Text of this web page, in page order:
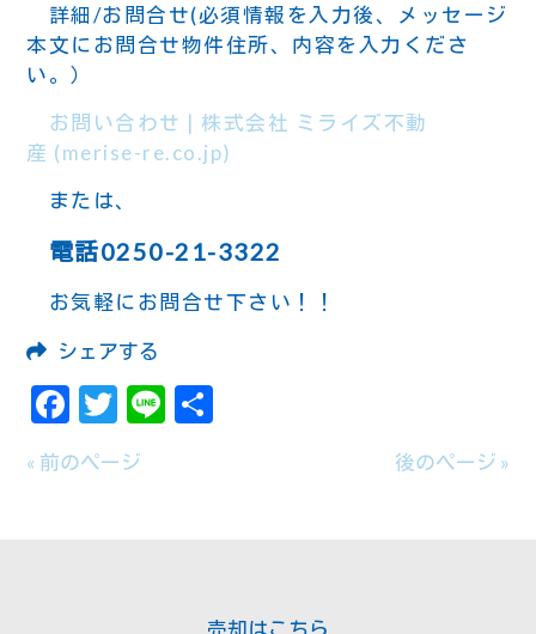
詳細/お問合せ(必須情報を入力後、メッセージ
本文にお問合せ物件住所、内容を入力くださ
い。）
お問い合わせ | 株式会社 ミライズ不動
産 (merise-re.co.jp)
または、
電話0250-21-3322
お気軽にお問合せ下さい！！
シェアする
Facebook
Twitter
Line
« 前のページ 後のページ »
売却はこちら